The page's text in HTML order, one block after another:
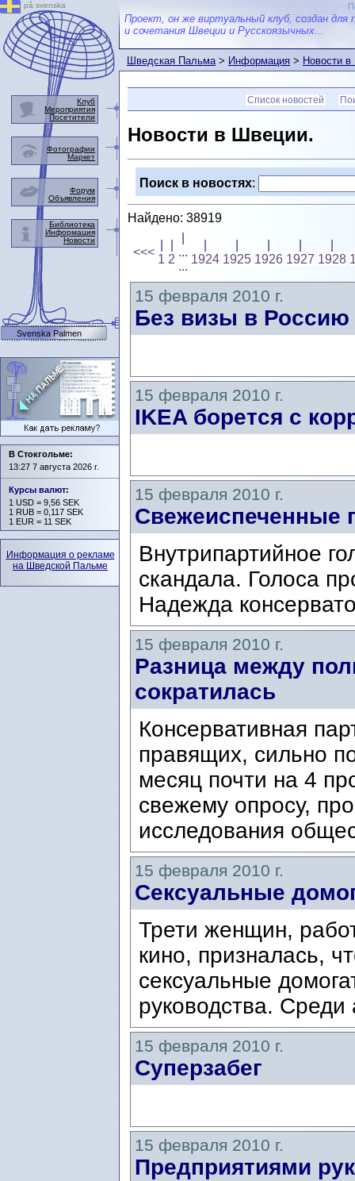
Проект, он же виртуальный клуб, создан для
и сочетания Швеции и Русскоязычных...
Шведская Пальма>Информация>Новости
Список новостей
Новости в Швеции.
Поиск в новостях:
Найдено: 38919
<<<
1 2
...
...
1924 1925 1926 1927 1928
15 февраля 2010 г.
Без визы в Россию
15 февраля 2010 г.
IKEA борется с
15 февраля 2010 г.
Свежеиспеченные
Внутрипартийное
скандала. Голоса
Надежда
15 февраля 2010 г.
Разница между
сократилась
Консервативная
правящих, сильно
месяц почти на 4
свежему опросу,
исследования
15 февраля 2010 г.
Сексуальные
Трети женщин,
кино, призналась,
сексуальные
руководства. Среди
15 февраля 2010 г.
Суперзабег
15 февраля 2010 г.
Предприятиями
på svenska
Клуб
Мероприятия
Посетители
Фотографии
Маркет
Форум
Объявления
Библиотека
Информация
Новости
Svenska Palmen
В Стокгольме:
13:27 7 августа 2026 г.
Курсы валют:
1 USD = 9,56 SEK
1 RUB = 0,117 SEK
1 EUR = 11 SEK
Информация о рекламе
на Шведской Пальме